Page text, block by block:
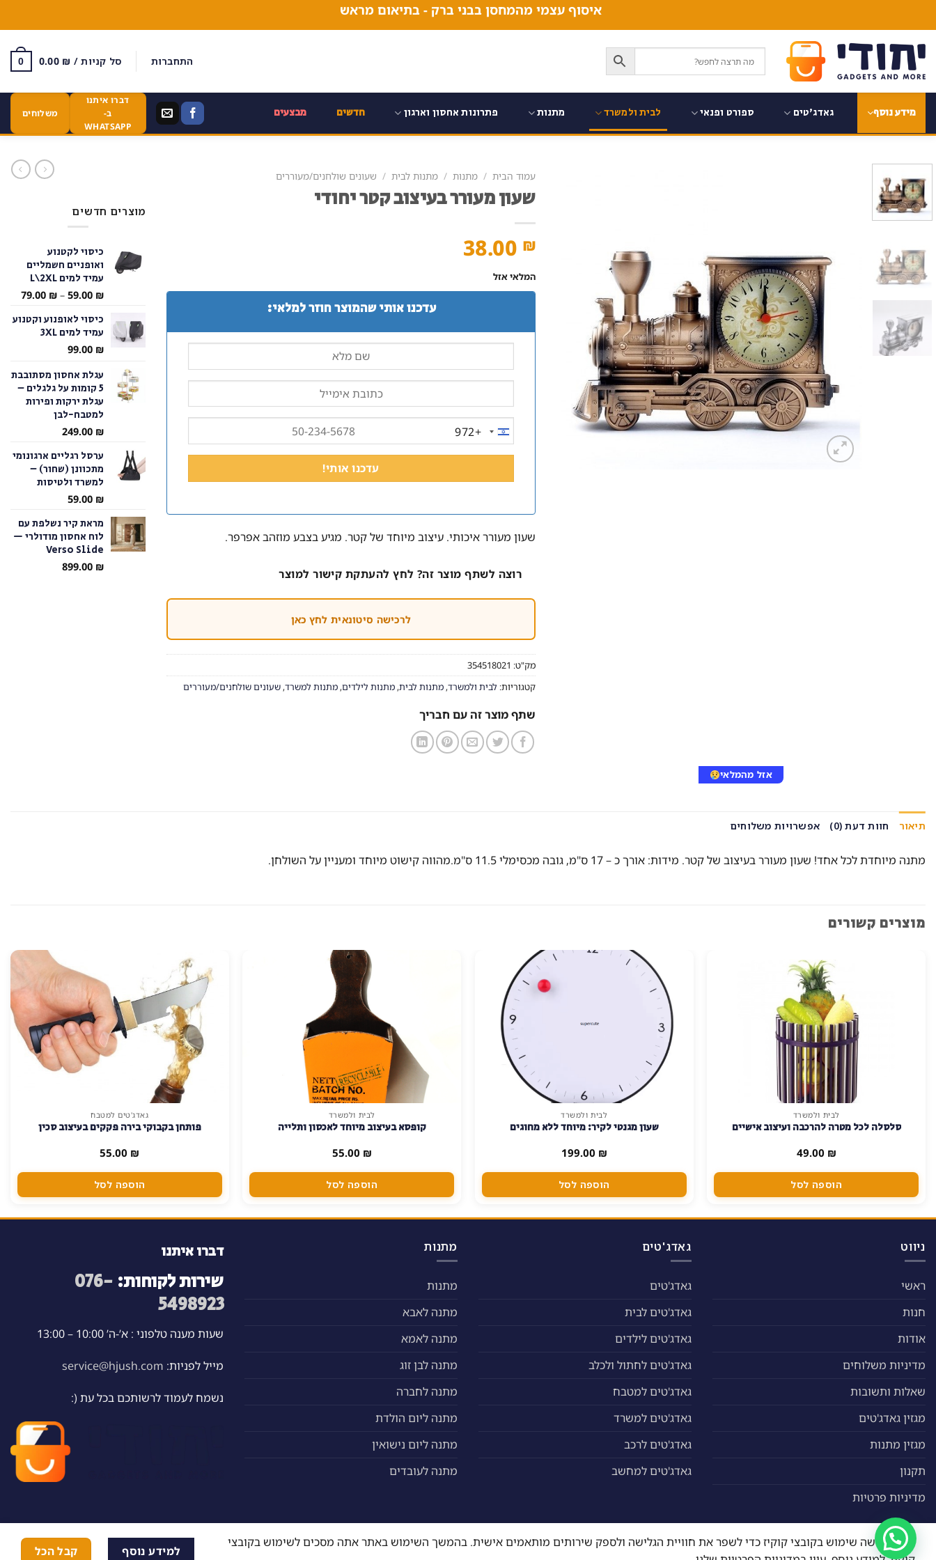
content
איסוף עצמי מהמחסן בבני ברק - בתיאום מראש
התחברות סל קניות / 0.00 ₪
0
מידע נוסף גאדג'טים ספורט ופנאי לבית ולמשרד מתנות פתרונות אחסון וארגון חדשים מבצעים
דברו איתנו
ב-
WHATSAPP
משלוחים
אזל מהמלאי
עמוד הבית / מתנות / מתנות לבית / שעונים שולחנים/מעוררים
שעון מעורר בעיצוב קטר יחודי
38.00 ₪
המלאי אזל
עדכנו אותי שהמוצר חוזר למלאי:
ISRAEL
+972
+972
שעון מעורר איכותי. עיצוב מיוחד של קטר. מגיע בצבע מוזהב אפרפר.
רוצה לשתף מוצר זה? לחץ להעתקת קישור למוצר
לרכישה סיטונאית לחץ כאן
מק"ט: 354518021
קטגוריות: לבית ולמשרד, מתנות לבית, מתנות לילדים, מתנות למשרד, שעונים שולחנים/מעוררים
שתף מוצר זה עם חבריך
מוצרים חדשים
כיסוי לקטנוע
ואופניים חשמליים
עמיד למים L\2XL
59.00 ₪
–
79.00 ₪
טווח
כיסוי לאופנוע וקטנוע
עמיד למים 3XL
99.00 ₪
עגלת אחסון מסתובבת
5 קומות על גלגלים –
עגלת ירקות ופירות
למטבח-לבן
249.00 ₪
ערסל רגליים ארגונומי
מתכוונן (שחור) –
למשרד ולטיסות
59.00 ₪
מראת קיר נשלפת עם
לוח אחסון מודולרי —
Verso Slide
899.00 ₪
תיאור חוות דעת (0) אפשרויות משלוחים
מתנה מיוחדת לכל אחד! שעון מעורר בעיצוב של קטר. מידות: אורך כ – 17 ס"מ, גובה מכסימלי 11.5 ס"מ.מהווה קישוט מיוחד ומעניין על השולחן.
מוצרים קשורים
לבית ולמשרד
סלסלה לכל מטרה להרכבה ועיצוב אישיים
49.00 ₪
הוספה לסל
לבית ולמשרד
שעון מגנטי לקיר: מיוחד ללא מחוגים
199.00 ₪
הוספה לסל
לבית ולמשרד
קופסא בעיצוב מיוחד לאכסון ותלייה
55.00 ₪
הוספה לסל
גאדג'טים למטבח
פותחן בקבוקי בירה פקקים בעיצוב סכין
55.00 ₪
הוספה לסל
ניווט
ראשי
חנות
אודות
מדיניות משלוחים
שאלות ותשובות
מגזין גאדג'טים
מגזין מתנות
תקנון
מדיניות פרטיות
גאדג'טים
גאדג'טים
גאדג'טים לבית
גאדג'טים לילדים
גאדג'טים לחתול ולכלב
גאדג'טים למטבח
גאדג'טים למשרד
גאדג'טים לרכב
גאדג'טים למחשב
מתנות
מתנות
מתנה לאבא
מתנה לאמא
מתנה לבן זוג
מתנה לחברה
מתנה ליום הולדת
מתנה ליום נישואין
מתנה לעובדים
דברו איתנו
שירות לקוחות: 076-
5498923
שעות מענה טלפוני : א’-ה’ 10:00 – 13:00
מייל לפניות: service@hjush.com
נשמח לעמוד לרשותכם בכל עת (:
כל הזכויות שמורות 2026 © ייחודי גאדג'טים| מנוהל על ידיWEmanage - ניהול אתרים
האתר עושה שימוש בקובצי קוקיז כדי לשפר את חוויית הגלישה ולספק שירותים מותאמים אישית. בהמשך השימוש באתר אתה מסכים לשימוש בקובצי
למידע נוסף קבל הכל